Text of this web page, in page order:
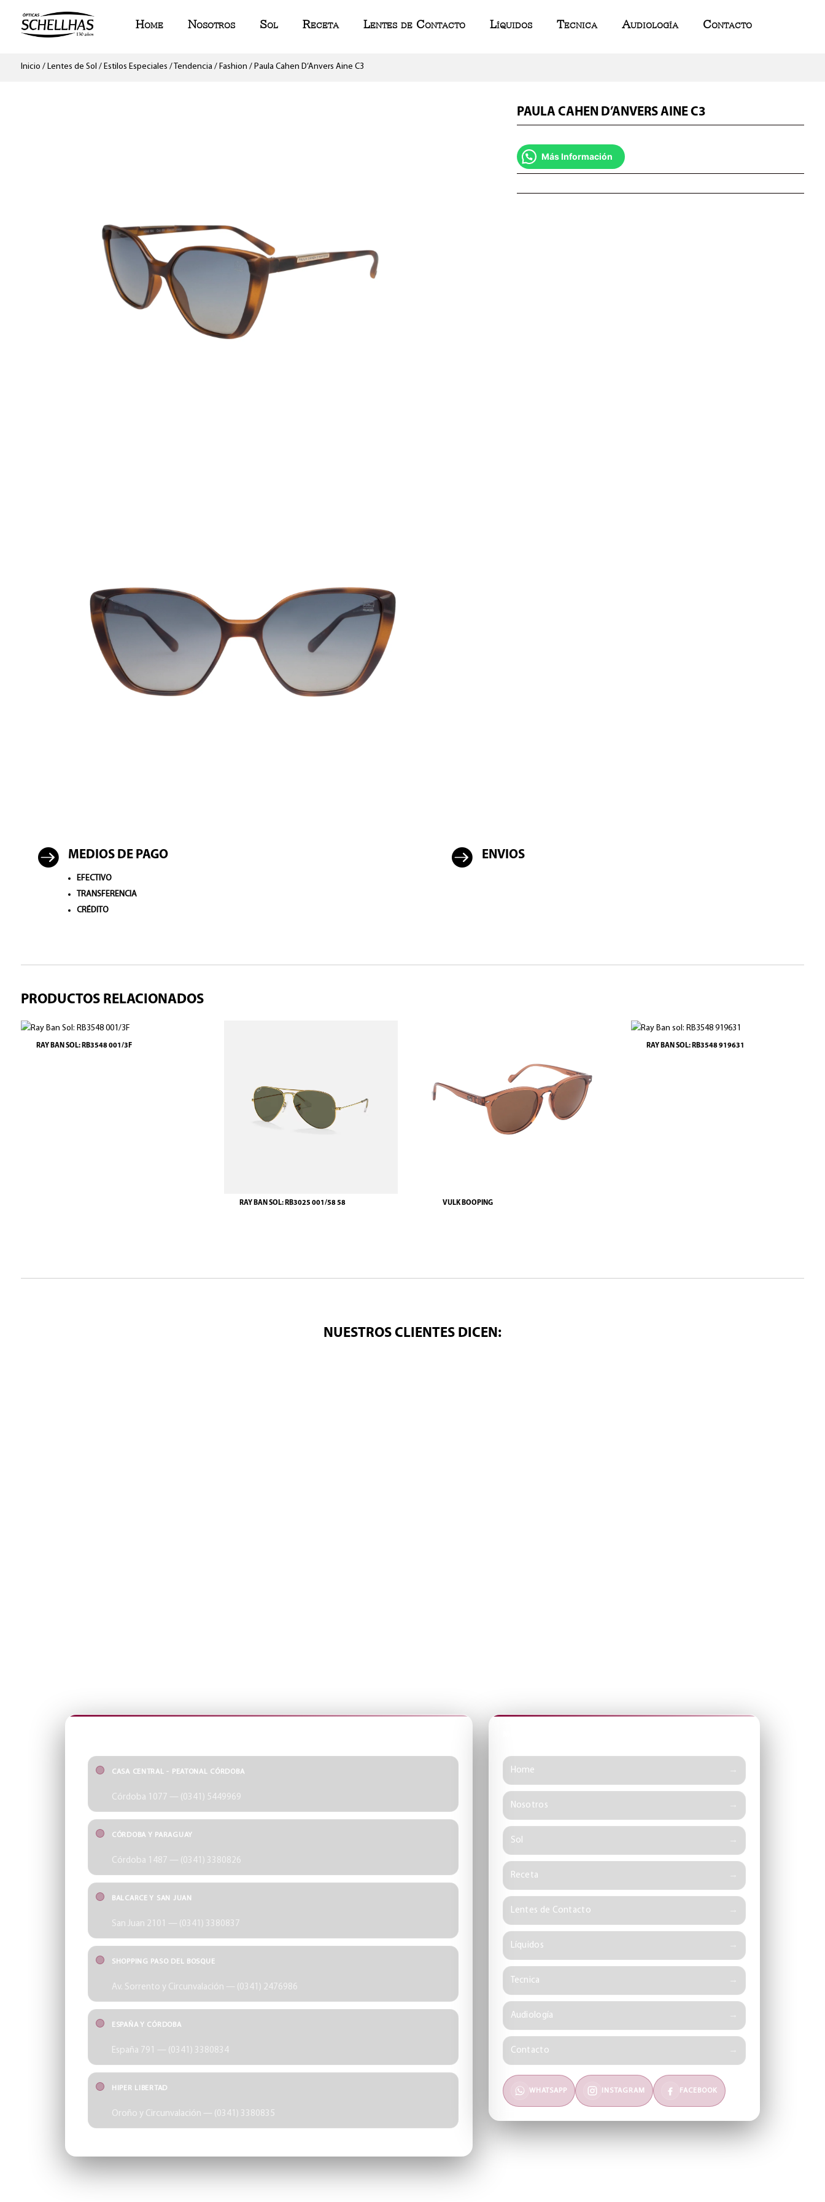
Home Nosotros Sol Receta Lentes de Contacto Líquidos Tecnica Audiología Contacto
Inicio / Lentes de Sol / Estilos Especiales / Tendencia / Fashion / Paula Cahen D’Anvers Aine C3
PAULA CAHEN D’ANVERS AINE C3
Más Información
 MEDIOS DE PAGO
EFECTIVO
TRANSFERENCIA
CRÉDITO
 ENVIOS
PRODUCTOS RELACIONADOS
RAY BAN SOL: RB3548 001/3F
RAY BAN SOL: RB3025 001/58 58 VULK BOOPING
RAY BAN SOL: RB3548 919631
NUESTROS CLIENTES DICEN:
CASA CENTRAL - PEATONAL CÓRDOBA
Córdoba 1077 — (0341) 5449969
CÓRDOBA Y PARAGUAY
Córdoba 1487 — (0341) 3380826
BALCARCE Y SAN JUAN
San Juan 2101 — (0341) 3380837
SHOPPING PASO DEL BOSQUE
Av. Sorrento y Circunvalación — (0341) 2476986
ESPAÑA Y CÓRDOBA
España 791 — (0341) 3380834
HIPER LIBERTAD
Oroño y Circunvalación — (0341) 3380835
Home
Nosotros
Sol
Receta
Lentes de Contacto
Líquidos
Tecnica
Audiología
Contacto
WHATSAPP INSTAGRAM FACEBOOK